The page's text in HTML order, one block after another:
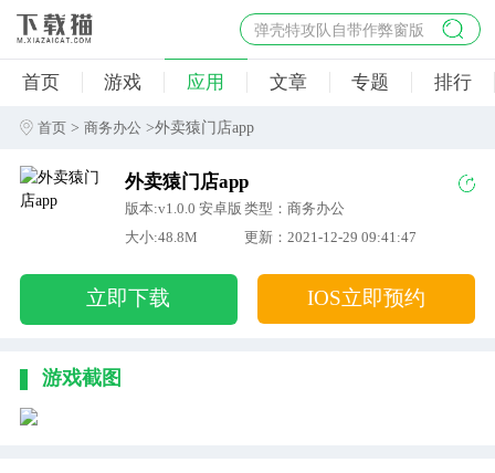
弹壳特攻队自带作弊窗版
杀手47行动
地狱幸存者破解版
首页 游戏 应用 文章 专题 排行
首页 >商务办公 >外卖猿门店app
外卖猿门店app
版本:v1.0.0 安卓版 类型：商务办公
大小:48.8M
更新：2021-12-29 09:41:47
立即下载 IOS立即预约
游戏截图